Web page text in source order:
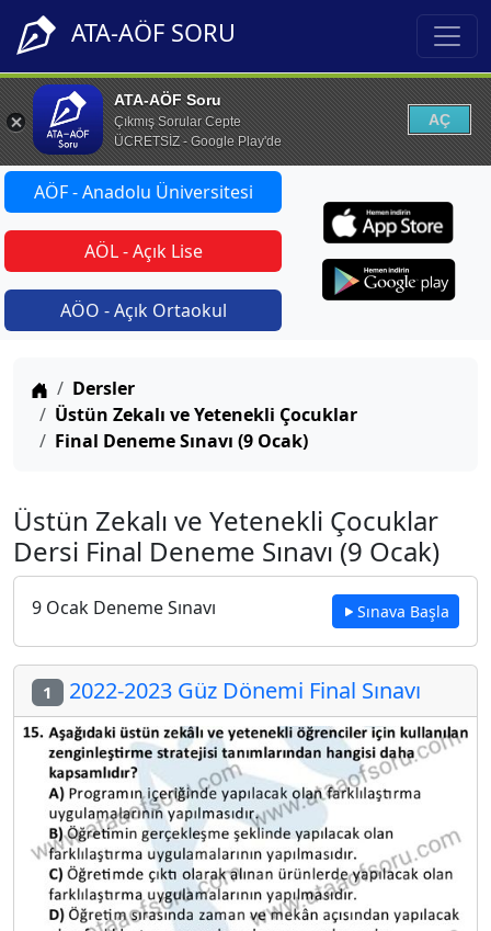
ATA-AÖF SORU
ATA-AÖF Soru
Çıkmış Sorular Cepte
ÜCRETSİZ - Google Play'de
AÇ
AÖF - Anadolu Üniversitesi
AÖL - Açık Lise
AÖO - Açık Ortaokul
Anasayfa
Dersler
Üstün Zekalı ve Yetenekli Çocuklar
Final Deneme Sınavı (9 Ocak)
Üstün Zekalı ve Yetenekli Çocuklar
Dersi Final Deneme Sınavı (9 Ocak)
9 Ocak Deneme Sınavı Sınava Başla
1 2022-2023 Güz Dönemi Final Sınavı